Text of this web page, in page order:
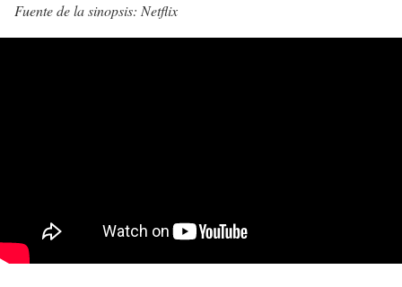
Fuente de la sinopsis: Netflix